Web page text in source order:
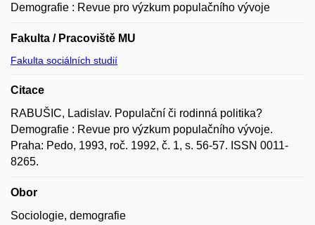
Demografie : Revue pro výzkum populačního vývoje
Fakulta / Pracoviště MU
Fakulta sociálních studií
Citace
RABUŠIC, Ladislav. Populační či rodinná politika?
Demografie : Revue pro výzkum populačního vývoje.
Praha: Pedo, 1993, roč. 1992, č. 1, s. 56-57. ISSN 0011-
8265.
Obor
Sociologie, demografie